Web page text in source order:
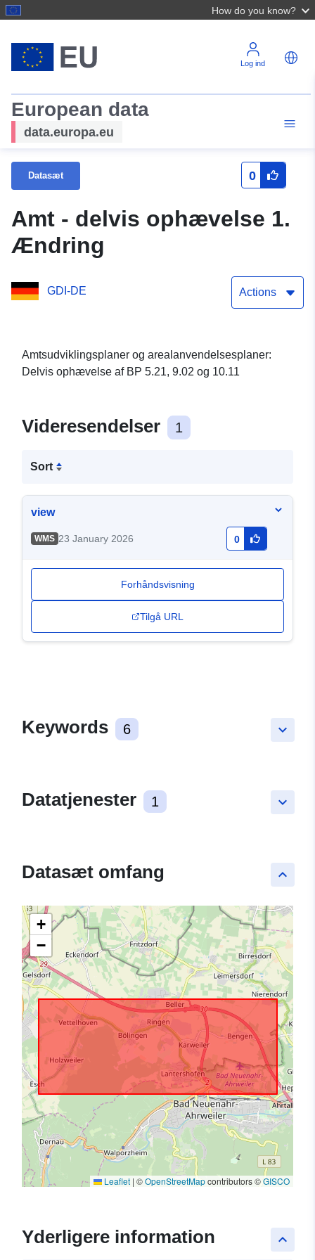
How do you know?
Log ind
European data
data.europa.eu
Datasæt 0
Amt - delvis ophævelse 1.
Ændring
GDI-DE Actions
Amtsudviklingsplaner og arealanvendelsesplaner:
Delvis ophævelse af BP 5.21, 9.02 og 10.11
Videresendelser 1
Sort
view
WMS 23 January 2026 0
Forhåndsvisning
Tilgå URL
keyboard_arrow_down
Keywords 6
keyboard_arrow_down
Datatjenester 1
keyboard_arrow_up
Datasæt omfang
+
−
Leaflet | ©OpenStreetMapcontributors ©GISCO
keyboard_arrow_up
Yderligere information